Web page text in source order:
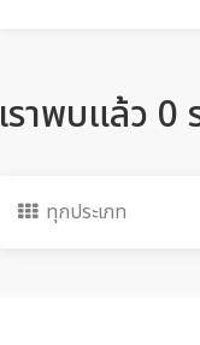
เราพบแล้ว
ทุกประเภท